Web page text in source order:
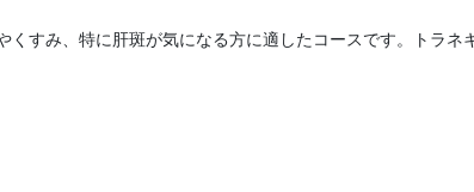
すみ、特に肝斑が気になる方に適したコースです。トラネ